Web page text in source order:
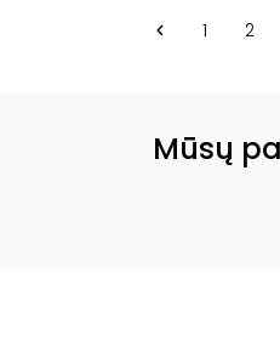
1 2
Mūsų